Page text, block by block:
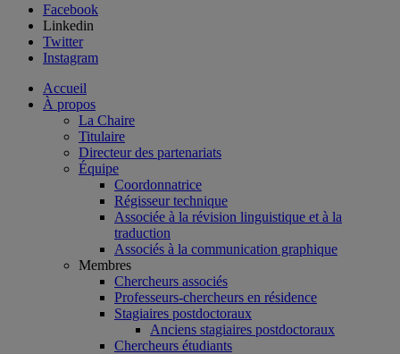
Facebook
Linkedin
Twitter
Instagram
Accueil
À propos
La Chaire
Titulaire
Directeur des partenariats
Équipe
Coordonnatrice
Régisseur technique
Associée à la révision linguistique et à la
traduction
Associés à la communication graphique
Membres
Chercheurs associés
Professeurs-chercheurs en résidence
Stagiaires postdoctoraux
Anciens stagiaires postdoctoraux
Chercheurs étudiants